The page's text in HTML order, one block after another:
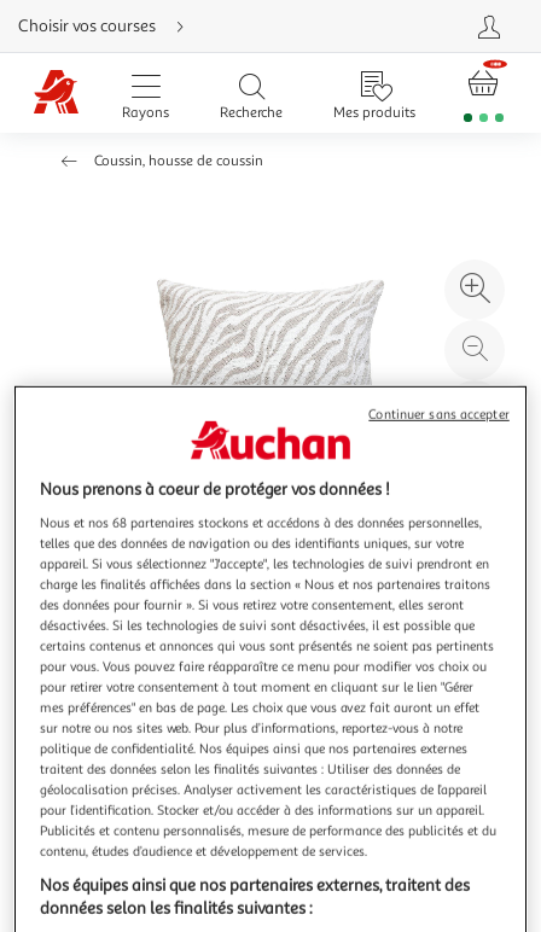
Aller
directement
au
contenu
Aller
directement
Aller
Choisir vos courses
Rayons Recherche Mes produits
Coussin, housse de coussin
à
Illustration
précédente
Illustration
suivante
ATMOSPHERA
Housse de coussin chenille jeni 40x40cm beige lin
Informations Techniques : Dimensions : L. 40 x l. 40 x H. 1
cm Matière : Polyester Spécificités : Pratique & Lavable
Housse de coussin déco Motif imprimé Tissu chenille
Fermeture zippée Certification Oeko-Tex Densité : 22
fils/cm2 Poids : 0,13 kg Couleur : Beige Lin
En savoir +
Vendu par Paris Prix
Livr. ou retrait dès 3/4 jours
A partir de 7,99€
Plus d'options
Nous prenons à coeur de protéger vos données !
Nous et nos 68 partenaires stockons et accédons à des données personnelles,
telles que des données de navigation ou des identifiants uniques, sur votre
appareil. Si vous sélectionnez "J'accepte", les technologies de suivi prendront en
charge les finalités affichées dans la section « Nous et nos partenaires traitons
des données pour fournir ». Si vous retirez votre consentement, elles seront
désactivées. Si les technologies de suivi sont désactivées, il est possible que
certains contenus et annonces qui vous sont présentés ne soient pas pertinents
pour vous. Vous pouvez faire réapparaître ce menu pour modifier vos choix ou
pour retirer votre consentement à tout moment en cliquant sur le lien "Gérer
mes préférences" en bas de page. Les choix que vous avez fait auront un effet
sur notre ou nos sites web. Pour plus d’informations, reportez-vous à notre
politique de confidentialité. Nos équipes ainsi que nos partenaires externes
traitent des données selon les finalités suivantes : Utiliser des données de
géolocalisation précises. Analyser activement les caractéristiques de l’appareil
pour l’identification. Stocker et/ou accéder à des informations sur un appareil.
Publicités et contenu personnalisés, mesure de performance des publicités et du
contenu, études d’audience et développement de services.
Nos équipes ainsi que nos partenaires externes, traitent des
données selon les finalités suivantes :
Continuer sans accepter